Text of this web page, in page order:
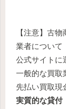
【注意】古
業者について
公式サイトに
一般的な買取
先払い買取現
実質的な貸付